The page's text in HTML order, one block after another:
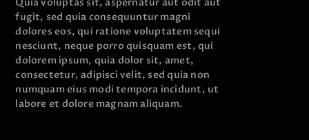
fugit, sed quia consequuntur magni
dolores eos, qui ratione voluptatem sequi
nesciunt, neque porro quisquam est, qui
dolorem ipsum, quia dolor sit, amet,
consectetur, adipisci velit, sed quia non
numquam eius modi tempora incidunt, ut
labore et dolore magnam aliquam.